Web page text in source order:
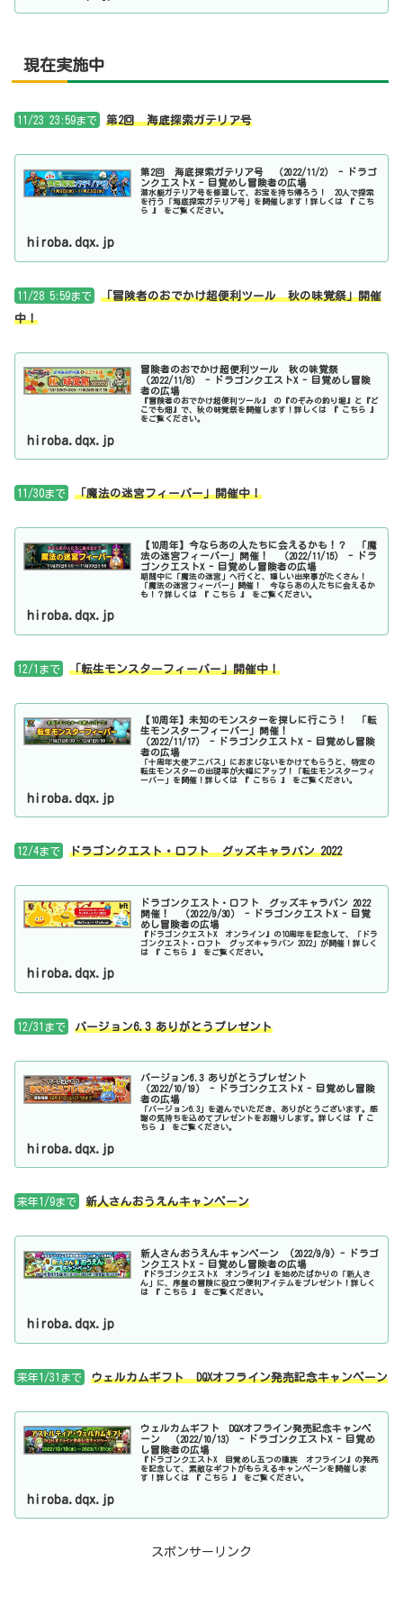
現在実施中
11/23 23:59まで 第2回 海底探索ガテリア号
第2回 海底探索ガテリア号 （2022/11/2） - ドラゴ
ンクエストX - 目覚めし冒険者の広場
潜水艇ガテリア号を修理して、お宝を持ち帰ろう！ 20人で探索
を行う「海底探索ガテリア号」を開催します！詳しくは 『 こち
ら 』 をご覧ください。
hiroba.dqx.jp
11/28 5:59まで
「冒険者のおでかけ超便利ツール 秋の味覚祭」開催
中！
冒険者のおでかけ超便利ツール 秋の味覚祭
（2022/11/8） - ドラゴンクエストX - 目覚めし冒険
者の広場
『冒険者のおでかけ超便利ツール』 の『のぞみの釣り堀』と『ど
こでも畑』で、秋の味覚祭を開催します！詳しくは 『 こちら 』
をご覧ください。
hiroba.dqx.jp
11/30まで 「魔法の迷宮フィーバー」開催中！
【10周年】今ならあの人たちに会えるかも！？ 「魔
法の迷宮フィーバー」開催！ （2022/11/15） - ドラ
ゴンクエストX - 目覚めし冒険者の広場
期間中に「魔法の迷宮」へ行くと、嬉しい出来事がたくさん！
「魔法の迷宮フィーバー」開催！ 今ならあの人たちに会えるか
も！？詳しくは 『 こちら 』 をご覧ください。
hiroba.dqx.jp
12/1まで 「転生モンスターフィーバー」開催中！
【10周年】未知のモンスターを探しに行こう！ 「転
生モンスターフィーバー」開催！
（2022/11/17） - ドラゴンクエストX - 目覚めし冒険
者の広場
「十周年大使アニバス」におまじないをかけてもらうと、特定の
転生モンスターの出現率が大幅にアップ！「転生モンスターフィ
ーバー」を開催！詳しくは 『 こちら 』 をご覧ください。
hiroba.dqx.jp
12/4まで ドラゴンクエスト・ロフト グッズキャラバン 2022
ドラゴンクエスト・ロフト グッズキャラバン 2022
開催！ （2022/9/30） - ドラゴンクエストX - 目覚
めし冒険者の広場
『ドラゴンクエストX オンライン』の10周年を記念して、「ドラ
ゴンクエスト・ロフト グッズキャラバン 2022」が開催！詳しく
は 『 こちら 』 をご覧ください。
hiroba.dqx.jp
12/31まで バージョン6.3 ありがとうプレゼント
バージョン6.3 ありがとうプレゼント
（2022/10/19） - ドラゴンクエストX - 目覚めし冒険
者の広場
「バージョン6.3」を遊んでいただき、ありがとうございます。感
謝の気持ちを込めてプレゼントをお贈りします。詳しくは 『 こ
ちら 』 をご覧ください。
hiroba.dqx.jp
来年1/9まで 新人さんおうえんキャンペーン
新人さんおうえんキャンペーン (2022/9/9) - ドラゴ
ンクエストX - 目覚めし冒険者の広場
『ドラゴンクエストX オンライン』を始めたばかりの「新人さ
ん」に、序盤の冒険に役立つ便利アイテムをプレゼント！詳しく
は 『 こちら 』 をご覧ください。
hiroba.dqx.jp
来年1/31まで ウェルカムギフト DQXオフライン発売記念キャンペーン
ウェルカムギフト DQXオフライン発売記念キャンペ
ーン （2022/10/13） - ドラゴンクエストX - 目覚め
し冒険者の広場
『ドラゴンクエストX 目覚めし五つの種族 オフライン』の発売
を記念して、素敵なギフトがもらえるキャンペーンを開催しま
す！詳しくは 『 こちら 』 をご覧ください。
hiroba.dqx.jp
スポンサーリンク